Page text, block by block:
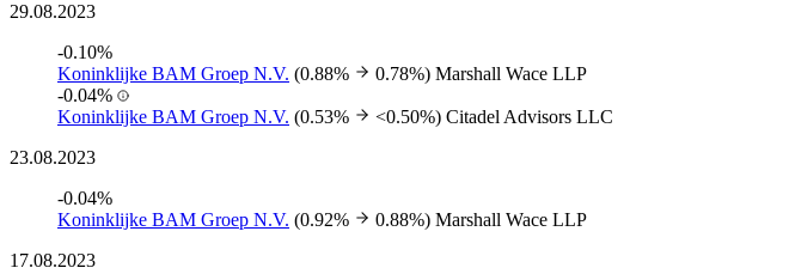
29.08.2023
-0.10%
Koninklijke BAM Groep N.V. (0.88% 0.78%) Marshall Wace LLP
-0.04%
Koninklijke BAM Groep N.V. (0.53% <0.50%) Citadel Advisors LLC
23.08.2023
-0.04%
Koninklijke BAM Groep N.V. (0.92% 0.88%) Marshall Wace LLP
17.08.2023